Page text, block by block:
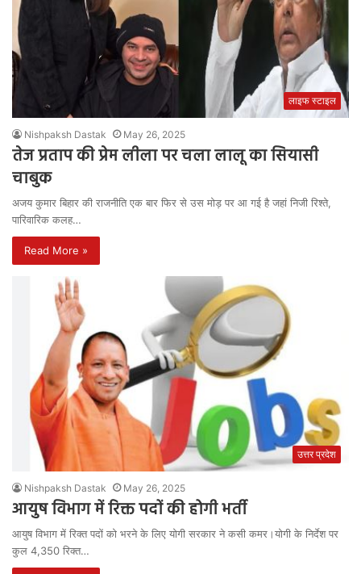
लाइफ स्टाइल
Nishpaksh Dastak May 26, 2025
तेज प्रताप की प्रेम लीला पर चला लालू का सियासी
चाबुक
अजय कुमार बिहार की राजनीति एक बार फिर से उस मोड़ पर आ गई है जहां निजी रिश्ते,
पारिवारिक कलह…
Read More »
उत्तर प्रदेश
Nishpaksh Dastak May 26, 2025
आयुष विभाग में रिक्त पदाें की होगी भर्ती
आयुष विभाग में रिक्त पदाें को भरने के लिए योगी सरकार ने कसी कमर।योगी के निर्देश पर
कुल 4,350 रिक्त…